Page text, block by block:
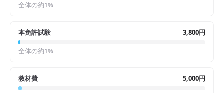
全体の約1%
本免許試験 3,800円
全体の約1%
教材費 5,000円